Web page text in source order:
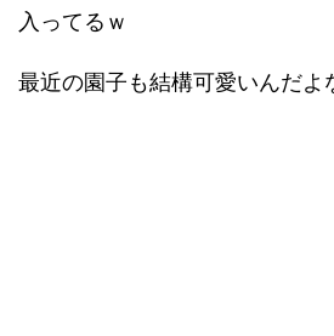
入ってるｗ
最近の園子も結構可愛いんだ